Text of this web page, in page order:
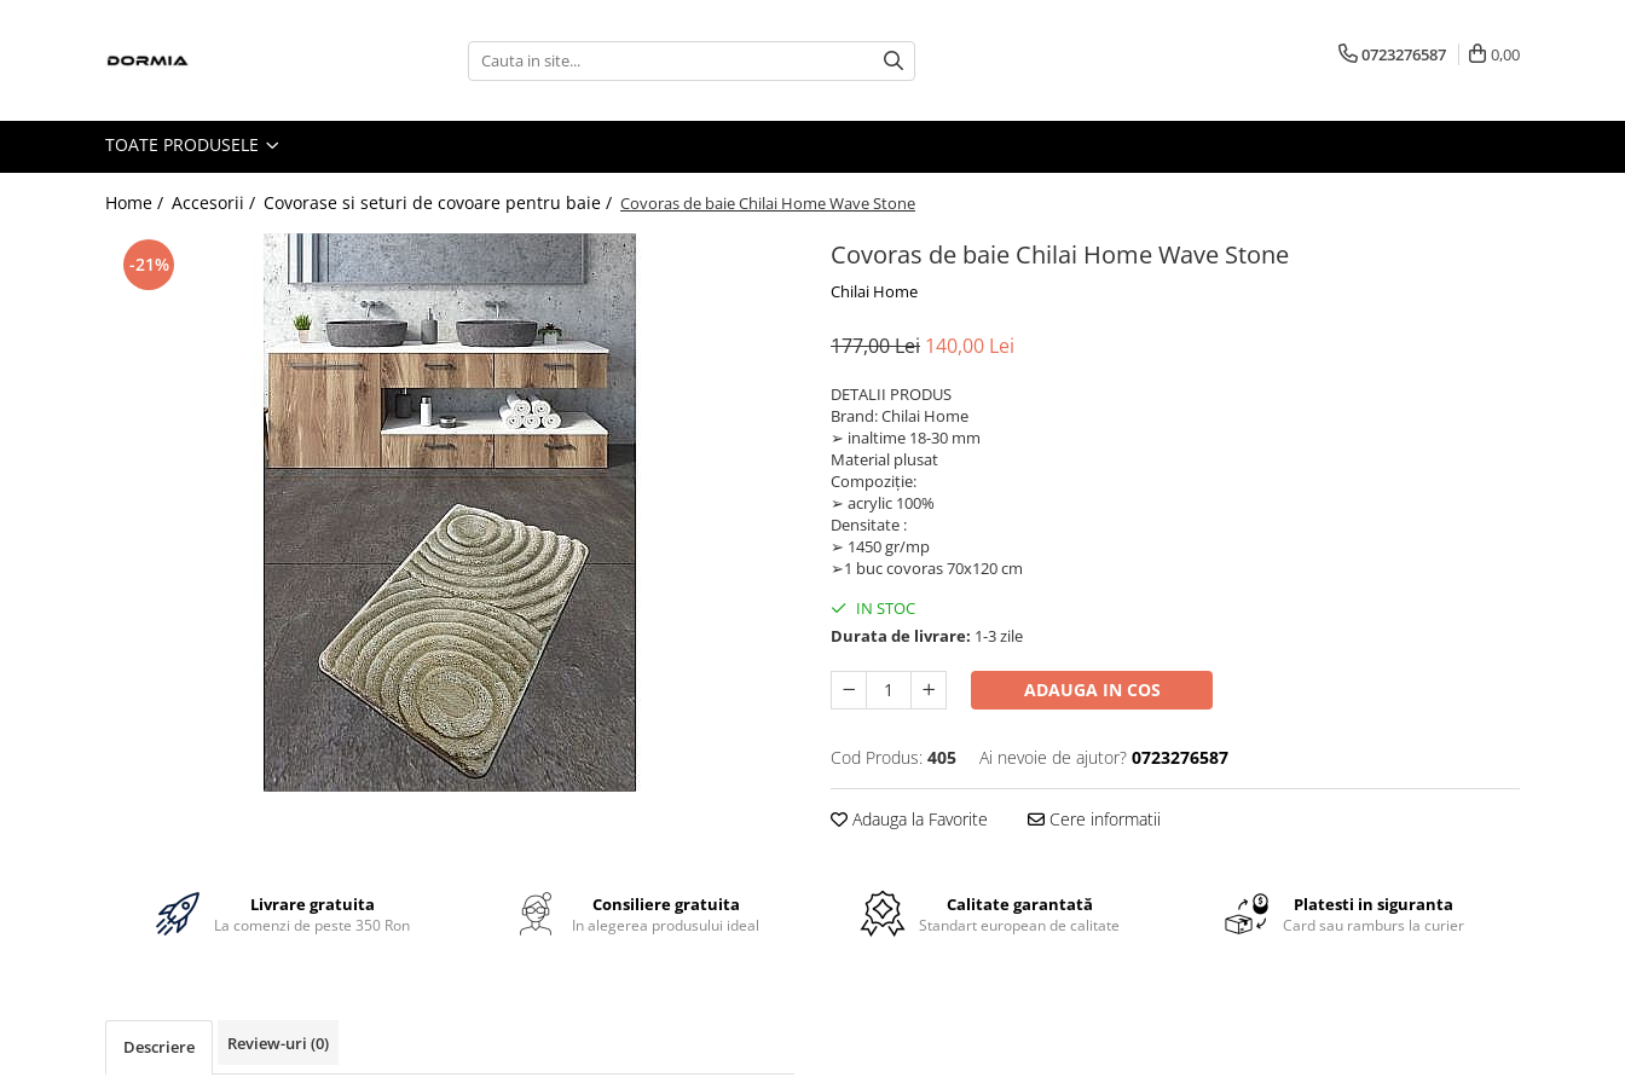
Lenjerii de pat bumbac satinat
Lenjerii de pat din bumbac
Lenjerii de pat fibra de bambus
Lenjerii de pat tesatura Jacquard
0723276587 0,00
TOATE PRODUSELE
Home / Accesorii / Covorase si seturi de covoare pentru baie / Covoras de baie Chilai Home Wave Stone
Covoras de baie Chilai Home Wave Stone
Chilai Home
-21%
177,00 Lei 140,00 Lei
DETALII PRODUS
Brand: Chilai Home
➢ inaltime 18-30 mm
Material plusat
Compoziție:
➢ acrylic 100%
Densitate :
➢ 1450 gr/mp
➢1 buc covoras 70x120 cm
IN STOC
Durata de livrare: 1-3 zile
ADAUGA IN COS
Cod Produs: 405 Ai nevoie de ajutor? 0723276587
Adauga la Favorite Cere informatii
Livrare gratuita
La comenzi de peste 350 Ron
Consiliere gratuita
In alegerea produsului ideal
Calitate garantată
Standart european de calitate
Platesti in siguranta
Card sau ramburs la curier
Descriere Review-uri (0)